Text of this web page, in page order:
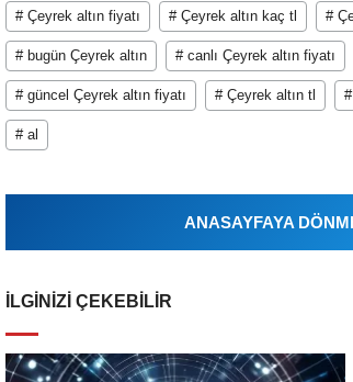
# Çeyrek altın fiyatı # Çeyrek altın kaç tl #
# bugün Çeyrek altın # canlı Çeyrek altın fiyatı
# güncel Çeyrek altın fiyatı # Çeyrek altın tl
# al
ANASAYFAYA
İLGINIZI ÇEKEBILIR